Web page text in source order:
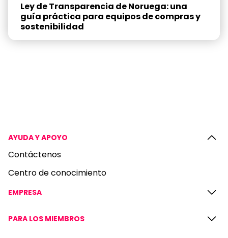
Ley de Transparencia de Noruega: una
guía práctica para equipos de compras y
sostenibilidad
AYUDA Y APOYO
Contáctenos
Centro de conocimiento
EMPRESA
PARA LOS MIEMBROS